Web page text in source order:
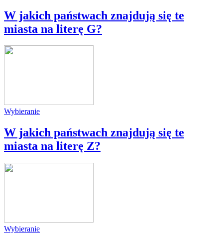
W jakich państwach znajdują się te
miasta na literę G?
Wybieranie
W jakich państwach znajdują się te
miasta na literę Z?
Wybieranie